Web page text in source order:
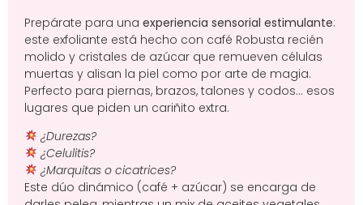
Prepárate para una experiencia sensorial estimulante:
este exfoliante está hecho con café Robusta recién
molido y cristales de azúcar que remueven células
muertas y alisan la piel como por arte de magia.
Perfecto para piernas, brazos, talones y codos… esos
lugares que piden un cariñito extra.
¿Durezas?
¿Celulitis?
¿Marquitas o cicatrices?
Este dúo dinámico (café + azúcar) se encarga de